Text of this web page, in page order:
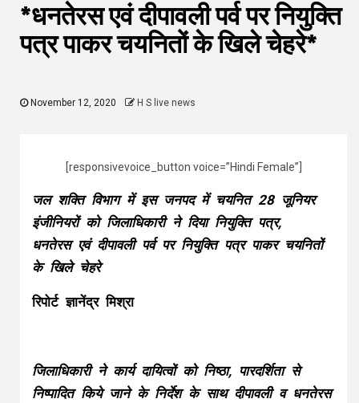
*धनतेरस एवं दीपावली पर्व पर नियुक्ति
पत्र पाकर चयनितों के खिले चेहरे*
November 12, 2020 H S live news
[responsivevoice_button voice=”Hindi Female”]
जल शक्ति विभाग में इस जनपद में चयनित 28 जूनियर
इंजीनियरों को जिलाधिकारी ने दिया नियुक्ति पत्र,
धनतेरस एवं दीपावली पर्व पर नियुक्ति पत्र पाकर चयनितों
के खिले चेहरे
रिपोर्ट ज्ञानेंद्र मिश्रा
जिलाधिकारी ने कार्य दायित्वों को निष्ठा, पारदर्शिता से
निष्पादित किये जाने के निर्देश के साथ दीपावली व धनतेरस